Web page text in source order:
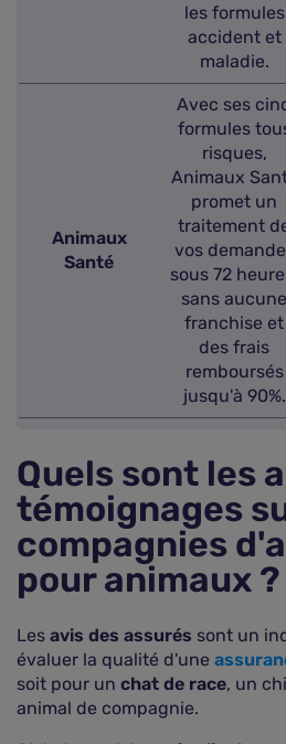
les formules
accident et
maladie.
Animaux
Santé
Avec ses
formules
risques,
Animaux
promet un
traitement
vos
sous 72
sans aucune
franchise et
des frais
remboursés
jusqu'à 90%.
Quels sont les
témoignages
compagnies
pour animaux ?
Les avis des assurés sont un
évaluer la qualité d'une
soit pour un chat de race, un
animal de compagnie.